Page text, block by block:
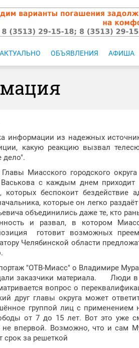
АКТУАЛЬНО ОБЪЯВЛЕНИЯ АФИША
информации из надежных
какую реакцию вызвал
дело".
Миасского городского
с каждым днем
которых беспокоит
которые он легко
объединились даже те, кто
и развал, в котором
готовит возможных
Челябинской области
"ОТВ-Миасс" о Владимире
заказчики материала. Люди в
вопрос о
друг главы округа может
группой лиц с
от 7 до 15 лет. Вот это уже
не впервой. Возможно, что и сам
срок за решеткой